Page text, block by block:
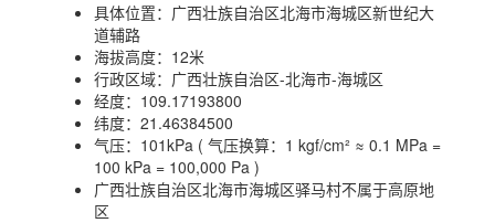
具体位置： 广西壮族自治区北海市海城区新世纪大
道辅路
海拔高度： 12米
行政区域： 广西壮族自治区-北海市-海城区
经度： 109.17193800
纬度： 21.46384500
气压： 101kPa ( 气压换算：1 kgf/cm² ≈ 0.1 MPa =
100 kPa = 100,000 Pa )
广西壮族自治区北海市海城区驿马村不属于高原地
区